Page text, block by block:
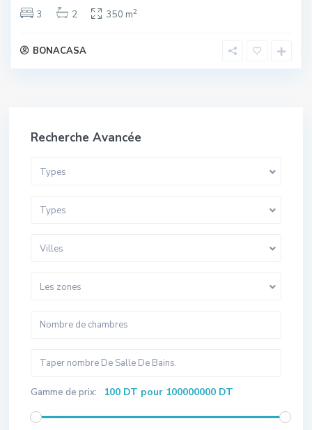
3
2 350 m2
BONACASA
Recherche Avancée
Types
Types
Villes
Les zones
Gamme de prix: 100 DT pour 100000000 DT